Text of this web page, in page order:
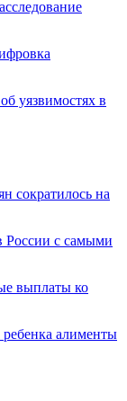
уязвимостях в
сократилось на
России с самыми
выплаты ко
алименты